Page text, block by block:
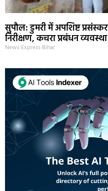
सुपौल: डुमरी में अपशिष्ट
निरीक्षण, कचरा प्रबंधन
News Express Bihar